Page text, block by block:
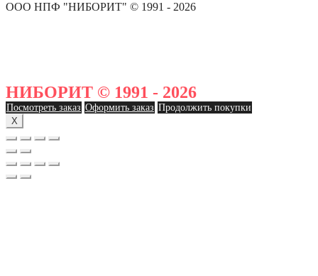
ООО НПФ "НИБОРИТ" © 1991 - 2026
НИБОРИТ © 1991 - 2026
Посмотреть заказ Оформить заказ Продолжить покупки
X